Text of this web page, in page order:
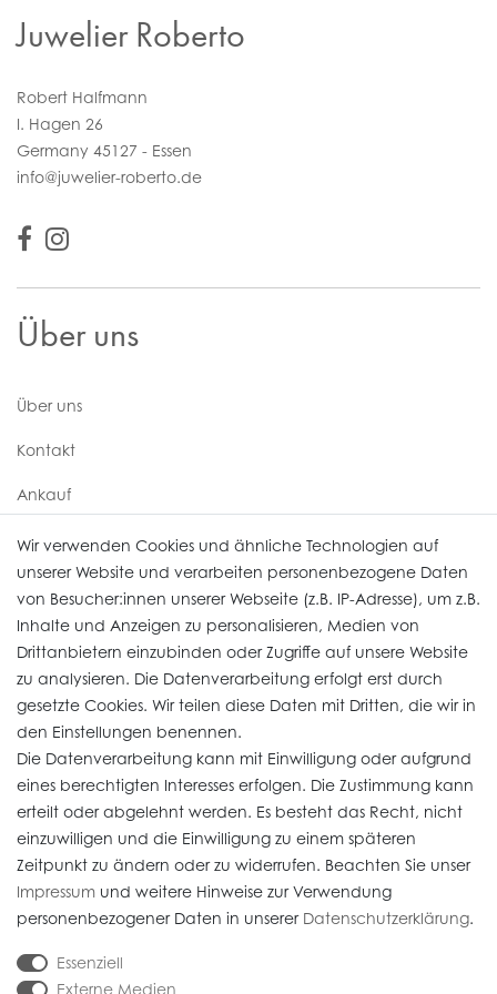
Juwelier Roberto
Robert Halfmann
I. Hagen 26
Germany 45127 - Essen
info@juwelier-roberto.de
Über uns
Über uns
Kontakt
Ankauf
Uhren Service
Vertrag widerrufen
Informationen
Widerrufs­recht
Impressum
AGB
Wir verwenden Cookies und ähnliche Technologien auf
unserer Website und verarbeiten personenbezogene Daten
von Besucher:innen unserer Webseite (z.B. IP-Adresse), um z.B.
Inhalte und Anzeigen zu personalisieren, Medien von
Drittanbietern einzubinden oder Zugriffe auf unsere Website
zu analysieren. Die Datenverarbeitung erfolgt erst durch
gesetzte Cookies. Wir teilen diese Daten mit Dritten, die wir in
den Einstellungen benennen.
Die Datenverarbeitung kann mit Einwilligung oder aufgrund
eines berechtigten Interesses erfolgen. Die Zustimmung kann
erteilt oder abgelehnt werden. Es besteht das Recht, nicht
einzuwilligen und die Einwilligung zu einem späteren
Zeitpunkt zu ändern oder zu widerrufen. Beachten Sie unser
Impressum und weitere Hinweise zur Verwendung
personenbezogener Daten in unserer Daten­schutz­erklärung.
Essenziell
Externe Medien